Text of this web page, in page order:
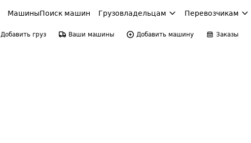
МашиныПоиск машин Грузовладельцам Перевозчикам
Добавить груз Ваши машины Добавить машину Заказы